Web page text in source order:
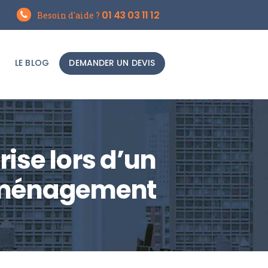
Besoin d'aide ? 01 43 03 11 12
LE BLOG DEMANDER UN DEVIS
lors d’un